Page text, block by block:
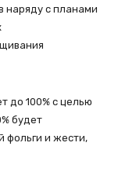
наряду с планами
до 100% с целью
будет
фольги и жести,